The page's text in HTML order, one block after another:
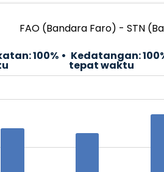
FAO (Bandara Faro) - STN
100% Kedatangan:
tepat waktu